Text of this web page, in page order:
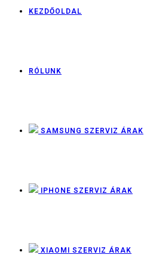
KEZDŐOLDAL
RÓLUNK
SAMSUNG SZERVIZ ÁRAK
IPHONE SZERVIZ ÁRAK
XIAOMI SZERVIZ ÁRAK